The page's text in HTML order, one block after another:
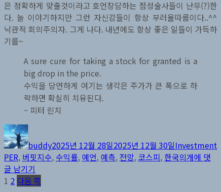
은 정확하게 맞출것이라고 호언장담하는 점성술사들이 난무(?)한
다. 늘 이야기하지만 그런 자신감들이 항상 부러울따름이다..^^
낙관적 회의주의자. 그게 나다. 내년에도 항상 좋은 일들이 가득하
기를~
A sure cure for taking a stock for granted is a
big drop in the price.
수익을 당연하게 여기는 생각은 주가가 큰 폭으로 하
락하면 확실히 치유된다.
– 피터 린치
글
쓴
이
buddy성
일
자
2025년 12월 28일2025년 12월 30일테
고
리
Investment
PER, 버핏지수, 수익률, 예언, 예측, 전망, 코스피, 한국의개한
에 댓
글 남기기
글
페1 페
2 다음 쪽